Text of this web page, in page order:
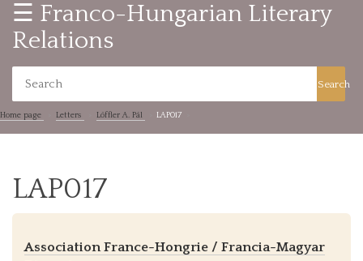
☰ Franco-Hungarian Literary
Relations
Search
Home page Letters Löffler A. Pál LAP017
LAP017
Association France-Hongrie / Francia-Magyar